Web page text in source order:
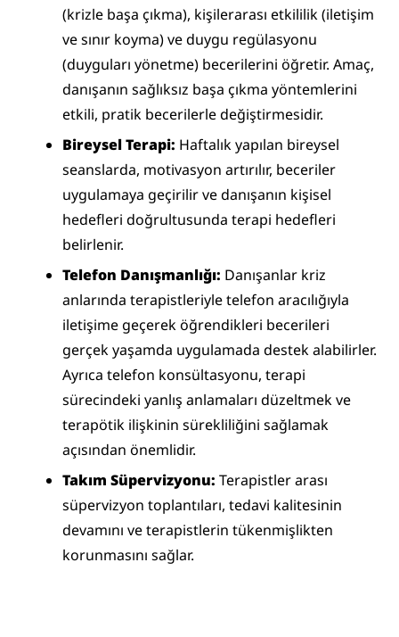
(krizle başa çıkma), kişilerarası etkililik (iletişim
ve sınır koyma) ve duygu regülasyonu
(duyguları yönetme) becerilerini öğretir. Amaç,
danışanın sağlıksız başa çıkma yöntemlerini
etkili, pratik becerilerle değiştirmesidir.
Bireysel Terapi: Haftalık yapılan bireysel
seanslarda, motivasyon artırılır, beceriler
uygulamaya geçirilir ve danışanın kişisel
hedefleri doğrultusunda terapi hedefleri
belirlenir.
Telefon Danışmanlığı: Danışanlar kriz
anlarında terapistleriyle telefon aracılığıyla
iletişime geçerek öğrendikleri becerileri
gerçek yaşamda uygulamada destek alabilirler.
Ayrıca telefon konsültasyonu, terapi
sürecindeki yanlış anlamaları düzeltmek ve
terapötik ilişkinin sürekliliğini sağlamak
açısından önemlidir.
Takım Süpervizyonu: Terapistler arası
süpervizyon toplantıları, tedavi kalitesinin
devamını ve terapistlerin tükenmişlikten
korunmasını sağlar.